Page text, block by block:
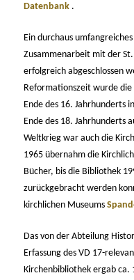
Datenbank .
Ein durchaus
Zusammenarbeit mit der
erfolgreich abgeschlossen
Reformationszeit wurde
Ende des 16. Jahrhunderts
Ende des 18. Jahrhunderts
Weltkrieg war auch die
1965 übernahm die
Bücher, bis die Bibliothek
zurückgebracht werden
kirchlichen Museums
Das von der Abteilung
Erfassung des VD 17-
Kirchenbibliothek ergab ca.